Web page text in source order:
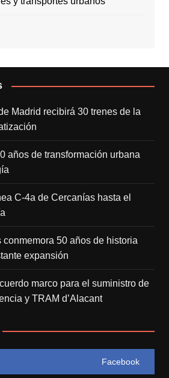
Madrid recibirá 30 trenes de la
años de transformación urbana
C-4a de Cercanías hasta el
conmemora 50 años de historia
expansión
marco para el suministro de
y TRAM d’Alacant
Facebook